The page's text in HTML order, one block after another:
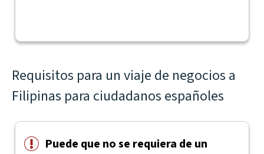
Requisitos para un viaje de negocios a
Filipinas para ciudadanos españoles
Puede que no se requiera de un